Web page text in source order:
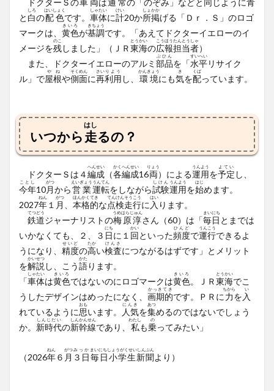
ドクターＳの車両は通常の「のぞみ」などと 同 じように青
と 白
しろ
の配色
はいしょく
です。 車体
しゃたい
に計
けい
20か所
しょ
掲
かか
げる「Ｄｒ．Ｓ」のロゴ
マークは、 黄色
きいろ
が基調
きちょう
です。「あえてドクターイエローのイ
メージを残
のこ
しました」（ＪＲ東海
とうかい
の広報担当者
こうほうたんとうしゃ
）
また、ドクターイエローのアルミ 部品
ぶひん
を「水平
すいへい
リサイク
ル」で屋根
やね
や側面
そくめん
に再
さい
利用
りよう
し、 環境
かんきょう
にも気
き
を配
くば
っています。
いつから 走
はし
るの？
ドクターＳは４編成
へんせい
（各
かく
編成
へんせい
16両
りょう
）による運用
うんよう
を予定
よてい
し、
今年
ことし
10月
がつ
から営業
えいぎょう
運転
うんてん
をしながら試験
しけん
運用
うんよう
を始
はじ
めます。
2027年
ねん
１ 月
がつ
本格
ほんかく
的
てき
な点検
てんけん
走行
そうこう
に 入
はい
ります。
鉄道
てつどう
ジャーナリストの梅原淳
うめはらじゅん
さん（60）は「毎日
まいにち
とまでは
いかなくても、２、３ 日
にち
に１ 回
かい
といった頻度
ひんど
で運行
うんこう
できるよ
うになり、 精度
せいど
の高
たか
い検査
けんさ
につながるはずです」とメリット
を解説
かいせつ
し、こう語
かた
ります。
「車体
しゃたい
は黄色
きいろ
ではないのにロゴマークは黄色
きいろ
。ＪＲ東海
とうかい
でこ
うしたデザインはめったになく、 画期的
かっきてき
です。ＰＲに 力
ちから
を 入
い
れているように思
おも
います。 人気
にんき
を集
あつ
めるのではないでしょう
か。 新時代
しんじだい
の新幹線
しんかんせん
であり、 私
わたし
も乗
の
ってみたい」
（2026年
ねん
６ 月
がつ
３日
みっか
毎日小学生新聞
まいにちしょうがくせいしんぶん
より）